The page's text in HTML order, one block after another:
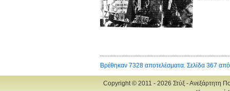
Βρέθηκαν 7328 αποτελέσματα. Σελίδα 367
Copyright © 2011 - 2026 Στύξ - Ανεξάρτητη